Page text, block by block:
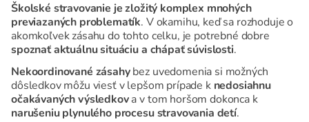
Školské stravovanie je zložitý komplex mnohých
previazaných problematík. V okamihu, keď sa rozhoduje o
akomkoľvek zásahu do tohto celku, je potrebné dobre
spoznať aktuálnu situáciu a chápať súvislosti.
Nekoordinované zásahybez uvedomenia si možných
dôsledkov môžu viesť v lepšom prípade knedosiahnu
očakávaných výsledkova v tom horšom dokonca k
narušeniu plynulého procesu stravovania detí.